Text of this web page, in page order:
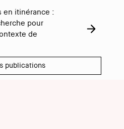
en itinérance :
pour
de
publications
complexes et
» – le 23
2026